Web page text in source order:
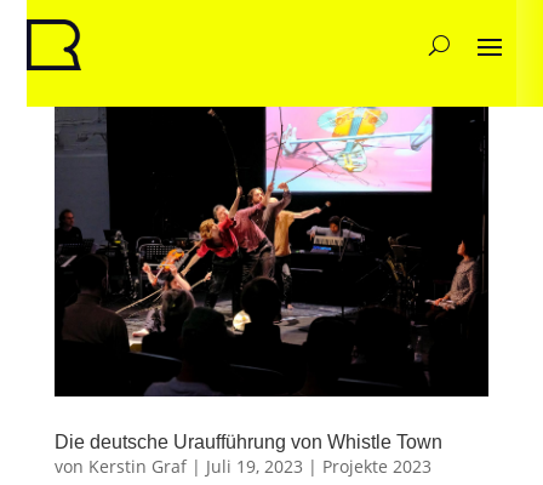
Die deutsche Uraufführung von Whistle Town
von Kerstin Graf| Juli 19, 2023 | Projekte 2023